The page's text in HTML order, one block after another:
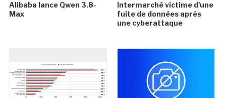
Alibaba lance Qwen 3.8-
Max
Intermarché victime d'une
fuite de données après
une cyberattaque